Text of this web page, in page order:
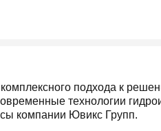
подхода к
технологии
компании Ювикс Групп.